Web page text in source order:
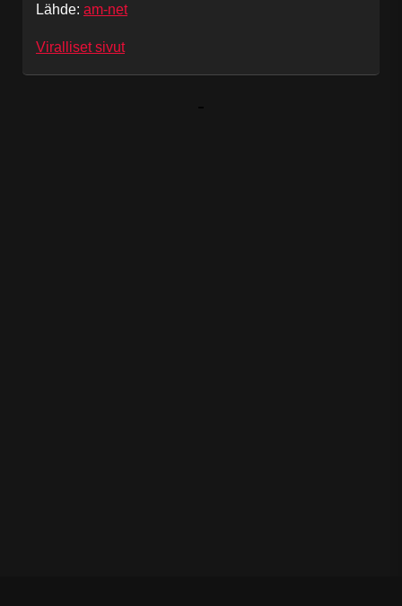
Lähde: am-net
Viralliset sivut